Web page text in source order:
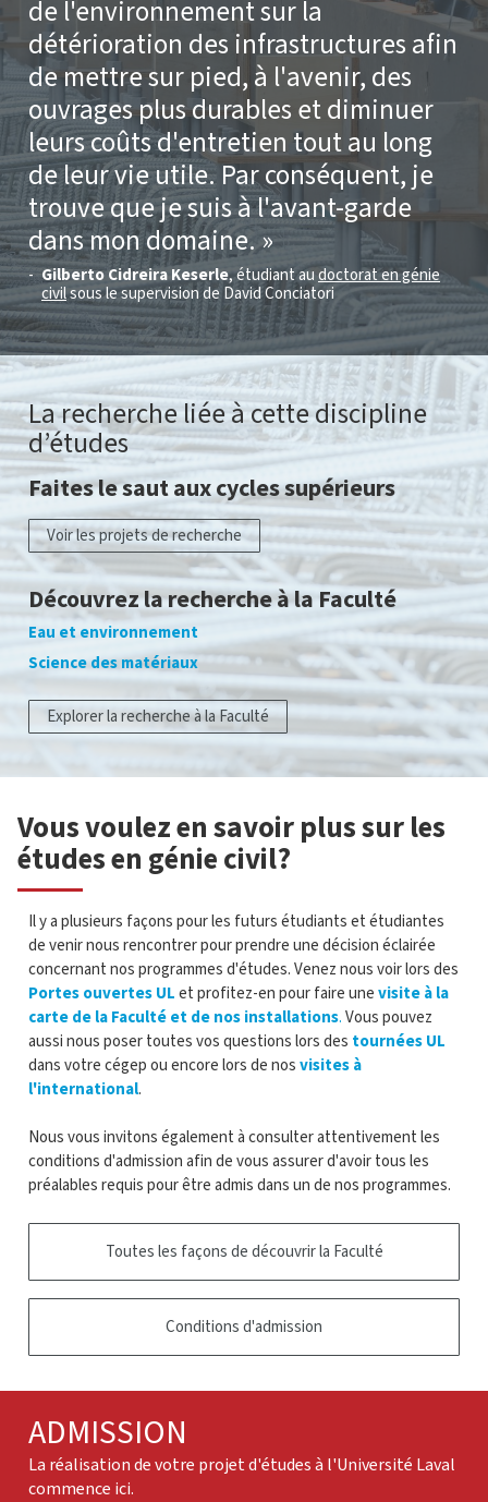
de l'environnement sur la
détérioration des infrastructures afin
de mettre sur pied, à l'avenir, des
ouvrages plus durables et diminuer
leurs coûts d'entretien tout au long
de leur vie utile. Par conséquent, je
trouve que je suis à l'avant-garde
dans mon domaine.
Gilberto Cidreira Keserle, étudiant au doctorat en génie
civilsous le supervision de David Conciatori
La recherche liée à cette discipline
d’études
Faites le saut aux cycles supérieurs
Voir les projets de recherche
Découvrez la recherche à la Faculté
Eau et environnement
Science des matériaux
Explorer la recherche à la Faculté
Vous voulez en savoir plus sur les
études en génie civil?
Il y a plusieurs façons pour les futurs étudiants et étudiantes
de venir nous rencontrer pour prendre une décision éclairée
concernant nos programmes d'études. Venez nous voir lors des
Portes ouvertes UL et profitez-en pour faire une visite à la
carte de la Faculté et de nos installations. Vous pouvez
aussi nous poser toutes vos questions lors des tournées UL
dans votre cégep ou encore lors de nos visites à
l'international.
Nous vous invitons également à consulter attentivement les
conditions d'admission afin de vous assurer d'avoir tous les
préalables requis pour être admis dans un de nos programmes.
Toutes les façons de découvrir la Faculté
Conditions d'admission
ADMISSION
La réalisation de votre projet d'études à l'Université Laval
commence ici.